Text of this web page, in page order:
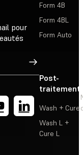
pour
Inscription
Form 4B
Form 4BL
Form Auto
Post-
traitement
Wash + Cure
Wash L +
Cure L